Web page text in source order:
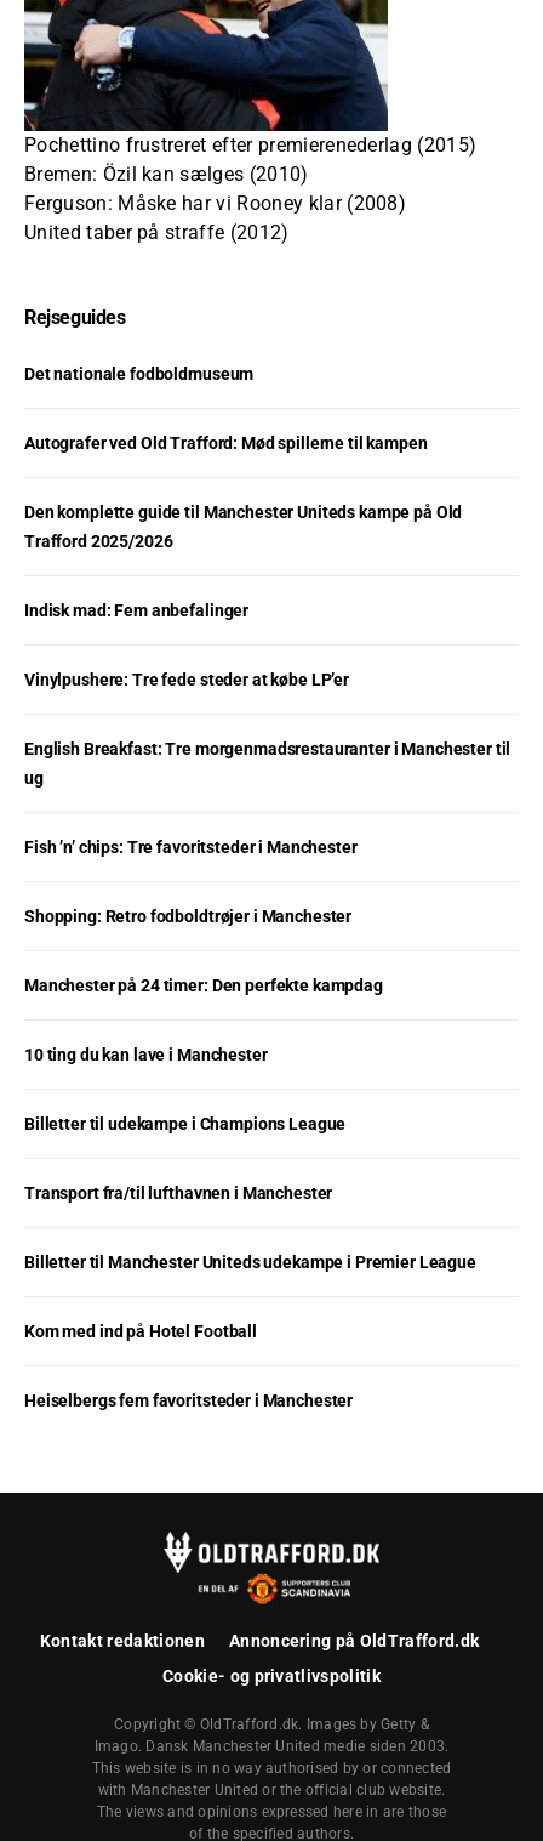
Pochettino frustreret efter premierenederlag (2015)
Bremen: Özil kan sælges (2010)
Ferguson: Måske har vi Rooney klar (2008)
United taber på straffe (2012)
Rejseguides
Det nationale fodboldmuseum
Autografer ved Old Trafford: Mød spillerne til kampen
Den komplette guide til Manchester Uniteds kampe på Old
Trafford 2025/2026
Indisk mad: Fem anbefalinger
Vinylpushere: Tre fede steder at købe LP’er
English Breakfast: Tre morgenmadsrestauranter i Manchester til
ug
Fish ’n’ chips: Tre favoritsteder i Manchester
Shopping: Retro fodboldtrøjer i Manchester
Manchester på 24 timer: Den perfekte kampdag
10 ting du kan lave i Manchester
Billetter til udekampe i Champions League
Transport fra/til lufthavnen i Manchester
Billetter til Manchester Uniteds udekampe i Premier League
Kom med ind på Hotel Football
Heiselbergs fem favoritsteder i Manchester
Kontakt redaktionen
Annoncering på OldTrafford.dk
Cookie- og privatlivspolitik
Copyright © OldTrafford.dk. Images by Getty &
Imago. Dansk Manchester United medie siden 2003.
This website is in no way authorised by or connected
with Manchester United or the official club website.
The views and opinions expressed here in are those
of the specified authors.